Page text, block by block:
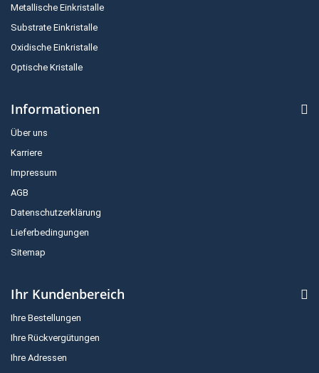
Metallische Einkristalle
Substrate Einkristalle
Oxidische Einkristalle
Optische Kristalle
Informationen
Über uns
Karriere
Impressum
AGB
Datenschutzerklärung
Lieferbedingungen
Sitemap
Ihr Kundenbereich
Ihre Bestellungen
Ihre Rückvergütungen
Ihre Adressen